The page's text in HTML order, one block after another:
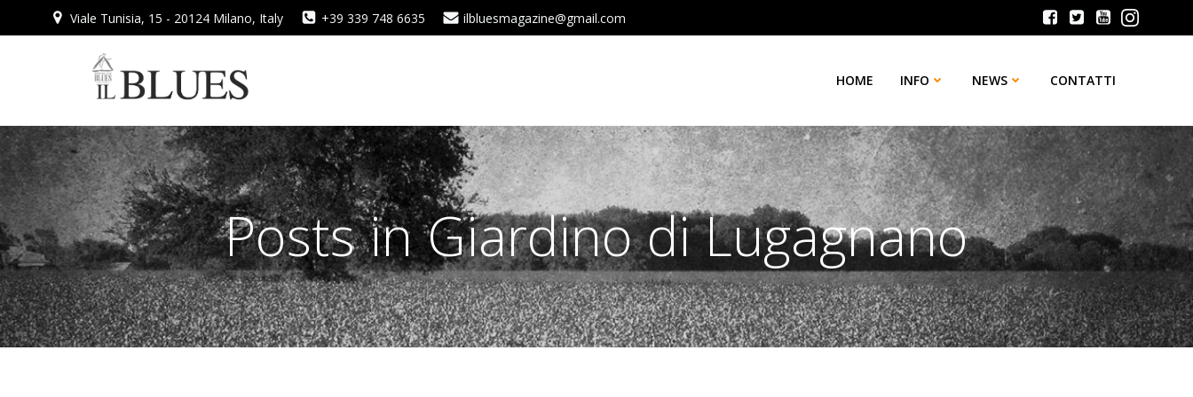
al
Viale Tunisia, 15 - 20124 Milano, Italy +39 339 748 6635 ilbluesmagazine@gmail.com
HOME INFO NEWS CONTATTI
Posts in Giardino di Lugagnano